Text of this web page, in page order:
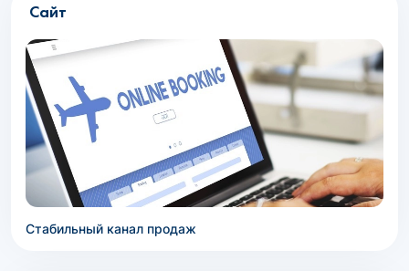
Сайт
Стабильный канал продаж